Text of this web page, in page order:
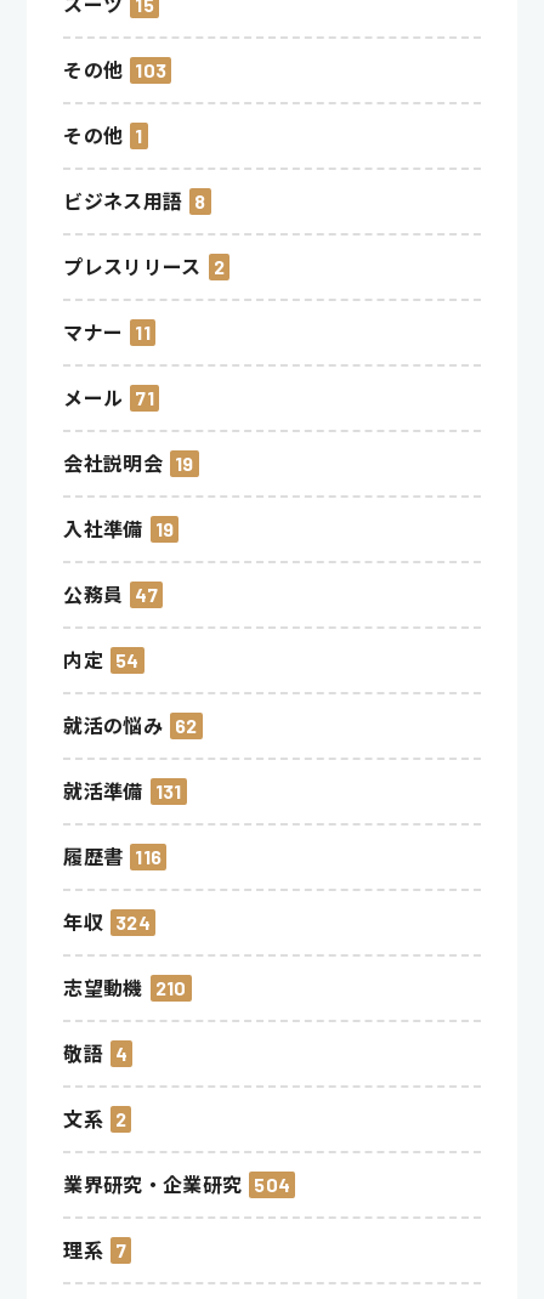
その他 103
その他 1
ビジネス用語 8
プレスリリース 2
マナー 11
メール 71
会社説明会 19
入社準備 19
公務員 47
内定 54
就活の悩み 62
就活準備 131
履歴書 116
年収 324
志望動機 210
敬語 4
文系 2
業界研究・企業研究 504
理系 7